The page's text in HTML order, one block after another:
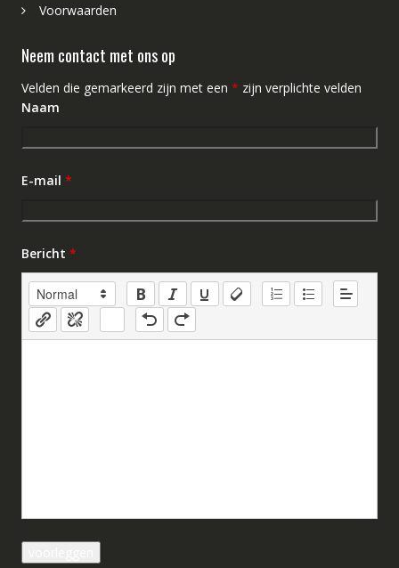
Voorwaarden
Neem contact met ons op
Velden die gemarkeerd zijn met een * zijn verplichte velden
Naam
E-mail *
Bericht *